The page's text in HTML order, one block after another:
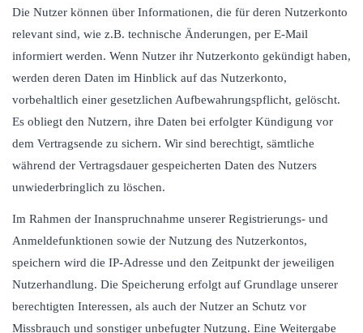
Die Nutzer können über Informationen, die für deren Nutzerkonto
relevant sind, wie z.B. technische Änderungen, per E-Mail
informiert werden. Wenn Nutzer ihr Nutzerkonto gekündigt haben,
werden deren Daten im Hinblick auf das Nutzerkonto,
vorbehaltlich einer gesetzlichen Aufbewahrungspflicht, gelöscht.
Es obliegt den Nutzern, ihre Daten bei erfolgter Kündigung vor
dem Vertragsende zu sichern. Wir sind berechtigt, sämtliche
während der Vertragsdauer gespeicherten Daten des Nutzers
unwiederbringlich zu löschen.
Im Rahmen der Inanspruchnahme unserer Registrierungs- und
Anmeldefunktionen sowie der Nutzung des Nutzerkontos,
speichern wird die IP-Adresse und den Zeitpunkt der jeweiligen
Nutzerhandlung. Die Speicherung erfolgt auf Grundlage unserer
berechtigten Interessen, als auch der Nutzer an Schutz vor
Missbrauch und sonstiger unbefugter Nutzung. Eine Weitergabe